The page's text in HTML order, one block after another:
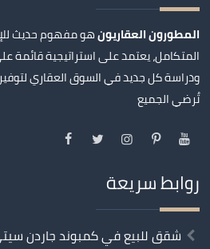
المطورون العقاريونهو مفهوم حديث
المتكامل، يعتمد على استراتيجية قائمة
ودراسة كل جديد في السوق العقاري
تُرضي الجميع
روابط سريعة
شقق للبيع في كمبوند جاردن